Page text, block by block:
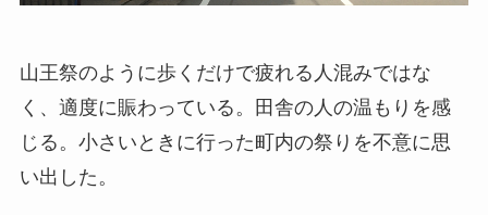
山王祭のように歩くだけで疲れる人混みではな
く、適度に賑わっている。田舎の人の温もりを感
じる。小さいときに行った町内の祭りを不意に思
い出した。